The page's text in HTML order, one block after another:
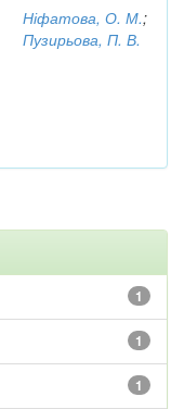
Ніфатова, О. М.;
Пузирьова, П. В.
1
1
1